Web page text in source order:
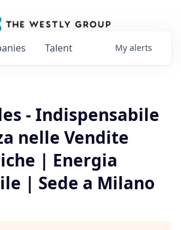
Talent My alerts
- Indispensabile
nelle Vendite
| Energia
| Sede a Milano